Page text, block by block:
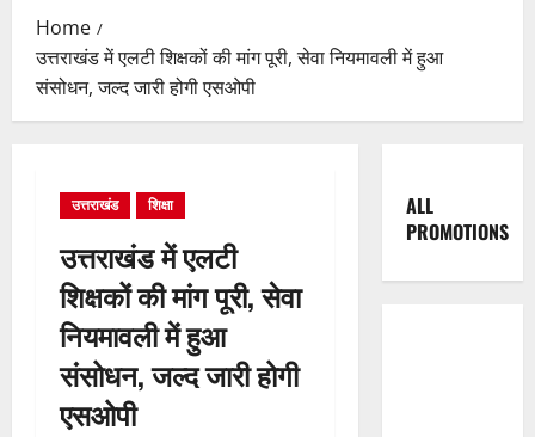
Home
उत्तराखंड में एलटी शिक्षकों की मांग पूरी, सेवा नियमावली में हुआ
संसोधन, जल्द जारी होगी एसओपी
उत्तराखंड शिक्षा
उत्तराखंड में एलटी
शिक्षकों की मांग पूरी, सेवा
नियमावली में हुआ
संसोधन, जल्द जारी होगी
एसओपी
ALL
PROMOTIONS